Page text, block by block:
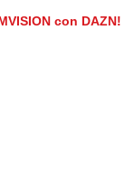
con DAZN!